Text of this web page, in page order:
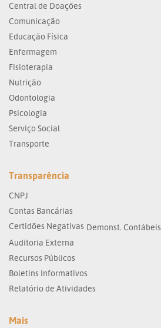
Central de Doações
Comunicação
Educação Física
Enfermagem
Fisioterapia
Nutrição
Odontologia
Psicologia
Serviço Social
Transporte
Transparência
CNPJ
Contas Bancárias
Certidões Negativas Demonst. Contábeis
Auditoria Externa
Recursos Públicos
Boletins Informativos
Relatório de Atividades
Mais